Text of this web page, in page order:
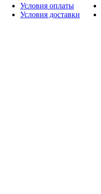
Условия оплаты
Условия доставки